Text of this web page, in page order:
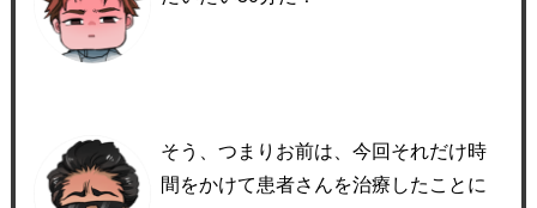
そう、つまりお前は、今回それだけ時
間をかけて患者さんを治療したことに